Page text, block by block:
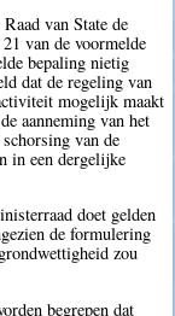
van State de
van de voormelde
bepaling nietig
dat de regeling van
mogelijk maakt
aanneming van het
schorsing van de
in een dergelijke
doet gelden
de formulering
zou
begrepen dat